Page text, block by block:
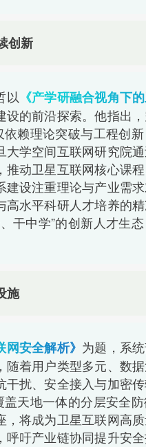
创新
以 《产学研融合视角下
的前沿探索。他指出
赖理论突破与工程创
学空间互联网研究院
动卫星互联网核心课
设注重理论与产业需
水平科研人才培养的
干中学”的创新人才生
施
网安全解析》 为题，系
着用户类型多元、数
扰、安全接入与加密
天地一体的分层安全
将成为卫星互联网高
吁产业链协同提升安